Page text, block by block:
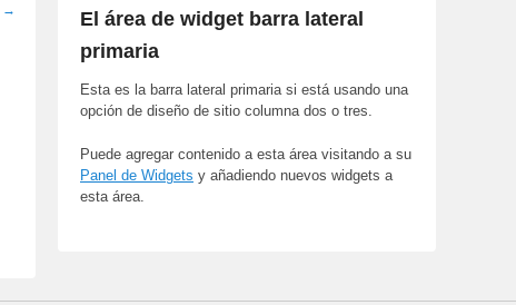
→
El área de widget barra lateral
primaria
Esta es la barra lateral primaria si está usando una
opción de diseño de sitio columna dos o tres.
Puede agregar contenido a esta área visitando a su
Panel de Widgets y añadiendo nuevos widgets a
esta área.